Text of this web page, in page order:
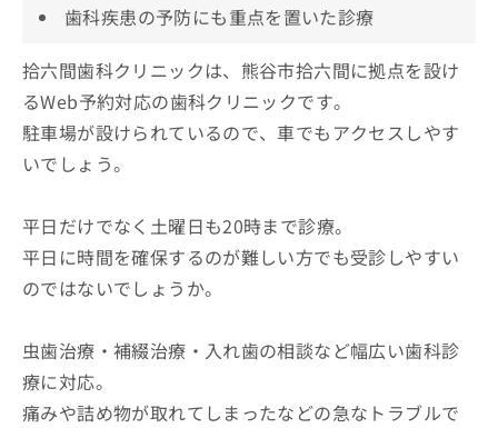
歯科疾患の予防にも重点を置いた診療
拾六間歯科クリニックは、熊谷市拾六間に拠点を設け
るWeb予約対応の歯科クリニックです。
駐車場が設けられているので、車でもアクセスしやす
いでしょう。
平日だけでなく土曜日も20時まで診療。
平日に時間を確保するのが難しい方でも受診しやすい
のではないでしょうか。
虫歯治療・補綴治療・入れ歯の相談など幅広い歯科診
療に対応。
痛みや詰め物が取れてしまったなどの急なトラブルで